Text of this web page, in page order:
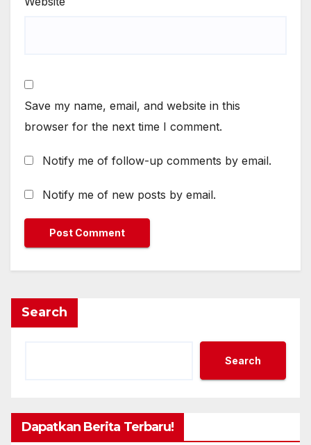
Save my name, email, and website in this
browser for the next time I comment.
Notify me of follow-up comments by email.
Notify me of new posts by email.
Search
Search
Dapatkan Berita Terbaru!